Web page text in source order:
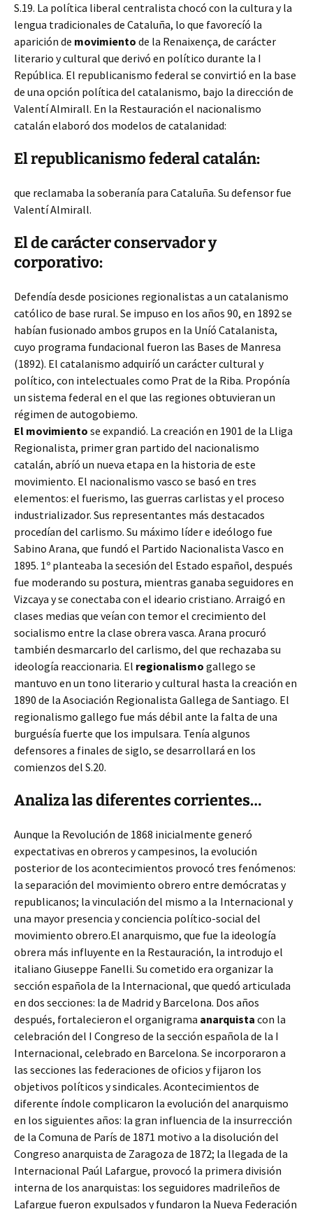
S.19. La política liberal centralista chocó con la cultura y la
lengua tradicionales de Cataluña, lo que favorecíó la
aparición de movimiento de la Renaixença, de carácter
literario y cultural que derivó en político durante la I
República. El republicanismo federal se convirtió en la base
de una opción política del catalanismo, bajo la dirección de
Valentí Almirall. En la Restauración el nacionalismo
catalán elaboró dos modelos de catalanidad:
El republicanismo federal catalán:
que reclamaba la soberanía para Cataluña. Su defensor fue
Valentí Almirall.
El de carácter conservador y
corporativo:
Defendía desde posiciones regionalistas a un catalanismo
católico de base rural. Se impuso en los años 90, en 1892 se
habían fusionado ambos grupos en la Uníó Catalanista,
cuyo programa fundacional fueron las Bases de Manresa
(1892). El catalanismo adquiríó un carácter cultural y
político, con intelectuales como Prat de la Riba. Propónía
un sistema federal en el que las regiones obtuvieran un
régimen de autogobiemo.
El movimiento se expandió. La creación en 1901 de la Lliga
Regionalista, primer gran partido del nacionalismo
catalán, abríó un nueva etapa en la historia de este
movimiento. El nacionalismo vasco se basó en tres
elementos: el fuerismo, las guerras carlistas y el proceso
industrializador. Sus representantes más destacados
procedían del carlismo. Su máximo líder e ideólogo fue
Sabino Arana, que fundó el Partido Nacionalista Vasco en
1895. 1º planteaba la secesión del Estado español, después
fue moderando su postura, mientras ganaba seguidores en
Vizcaya y se conectaba con el ideario cristiano. Arraigó en
clases medias que veían con temor el crecimiento del
socialismo entre la clase obrera vasca. Arana procuró
también desmarcarlo del carlismo, del que rechazaba su
ideología reaccionaria. El regionalismo gallego se
mantuvo en un tono literario y cultural hasta la creación en
1890 de la Asociación Regionalista Gallega de Santiago. El
regionalismo gallego fue más débil ante la falta de una
burguésía fuerte que los impulsara. Tenía algunos
defensores a finales de siglo, se desarrollará en los
comienzos del S.20.
Analiza las diferentes corrientes…
Aunque la Revolución de 1868 inicialmente generó
expectativas en obreros y campesinos, la evolución
posterior de los acontecimientos provocó tres fenómenos:
la separación del movimiento obrero entre demócratas y
republicanos; la vinculación del mismo a la Internacional y
una mayor presencia y conciencia político-social del
movimiento obrero.El anarquismo, que fue la ideología
obrera más influyente en la Restauración, la introdujo el
italiano Giuseppe Fanelli. Su cometido era organizar la
sección española de la Internacional, que quedó articulada
en dos secciones: la de Madrid y Barcelona. Dos años
después, fortalecieron el organigrama anarquista con la
celebración del I Congreso de la sección española de la I
Internacional, celebrado en Barcelona. Se incorporaron a
las secciones las federaciones de oficios y fijaron los
objetivos políticos y sindicales. Acontecimientos de
diferente índole complicaron la evolución del anarquismo
en los siguientes años: la gran influencia de la insurrección
de la Comuna de París de 1871 motivo a la disolución del
Congreso anarquista de Zaragoza de 1872; la llegada de la
Internacional Paúl Lafargue, provocó la primera división
interna de los anarquistas: los seguidores madrileños de
Lafargue fueron expulsados y fundaron la Nueva Federación